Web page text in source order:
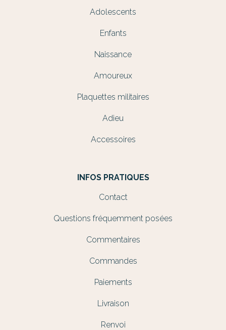
Adolescents
Enfants
Naissance
Amoureux
Plaquettes militaires
Adieu
Accessoires
INFOS PRATIQUES
Contact
Questions fréquemment posées
Commentaires
Commandes
Paiements
Livraison
Renvoi